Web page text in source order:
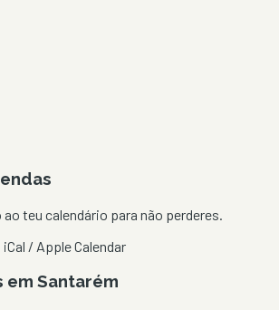
teu calendário para não perderes.
iCal / Apple Calendar
em Santarém